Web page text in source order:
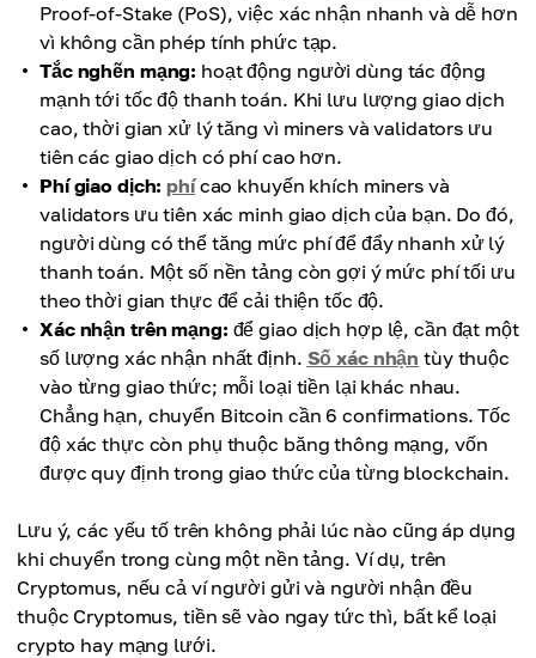
Proof-of-Stake (PoS), việc xác nhận nhanh và dễ hơn
vì không cần phép tính phức tạp.
Tắc nghẽn mạng: hoạt động người dùng tác động
mạnh tới tốc độ thanh toán. Khi lưu lượng giao dịch
cao, thời gian xử lý tăng vì miners và validators ưu
tiên các giao dịch có phí cao hơn.
Phí giao dịch: phícao khuyến khích miners và
validators ưu tiên xác minh giao dịch của bạn. Do đó,
người dùng có thể tăng mức phí để đẩy nhanh xử lý
thanh toán. Một số nền tảng còn gợi ý mức phí tối ưu
theo thời gian thực để cải thiện tốc độ.
Xác nhận trên mạng: để giao dịch hợp lệ, cần đạt một
số lượng xác nhận nhất định. Số xác nhận tùy thuộc
vào từng giao thức; mỗi loại tiền lại khác nhau.
Chẳng hạn, chuyển Bitcoin cần 6 confirmations. Tốc
độ xác thực còn phụ thuộc băng thông mạng, vốn
được quy định trong giao thức của từng blockchain.
Lưu ý, các yếu tố trên không phải lúc nào cũng áp dụng
khi chuyển trong cùng một nền tảng. Ví dụ, trên
Cryptomus, nếu cả ví người gửi và người nhận đều
thuộc Cryptomus, tiền sẽ vào ngay tức thì, bất kể loại
crypto hay mạng lưới.